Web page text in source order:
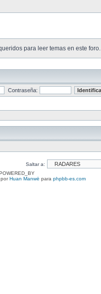
para leer temas en este foro.
Contraseña:
Saltar a:
porHuan Manwë para phpbb-es.com